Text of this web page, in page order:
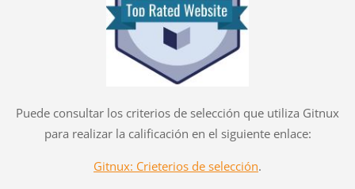
Puede consultar los criterios de selección que utiliza Gitnux
para realizar la calificación en el siguiente enlace:
Gitnux: Crieterios de selección.